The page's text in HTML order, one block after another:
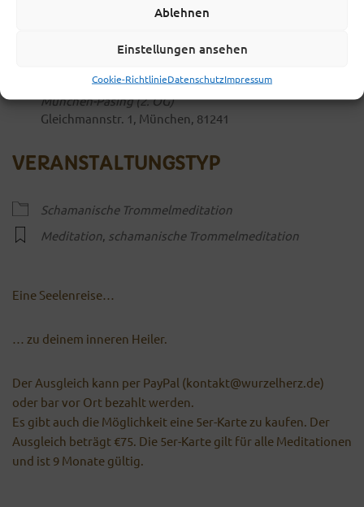
Ablehnen
Einstellungen ansehen
Cookie-RichtlinieDatenschutzImpressum
Praxisgemeinschaft, Gleichmannstraße 1, 81241
München-Pasing (2. OG)
Gleichmannstr. 1, München, 81241
VERANSTALTUNGSTYP
Schamanische Trommelmeditation
Meditation schamanische Trommelmeditation
Eine Seelenreise…
… zu deinem inneren Heiler.
Der Ausgleich kann per PayPal (kontakt@wurzelherz.de)
oder bar vor Ort bezahlt werden.
Es gibt auch die Möglichkeit eine 5er-Karte zu kaufen. Der
Ausgleich beträgt €75. Die 5er-Karte gilt für alle Meditationen
und ist 9 Monate gültig.